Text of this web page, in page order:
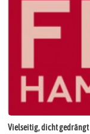
Vielseitig, dicht gedrängt